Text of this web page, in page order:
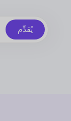
يُقدِّم